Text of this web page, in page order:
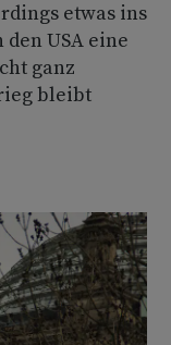
etwas ins
USA eine
ganz
bleibt